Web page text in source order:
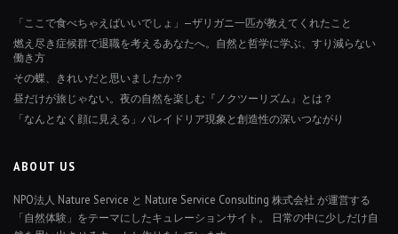
「ここで食べちゃえばいいでしょ」—ザリガニ一匹が教えてくれたこと
燃え尽き症候群で退職を考えるあなたへ。自然と哲学に学ぶ、すり減らない
働き方
その蝶、きれいだと思いましたか？
昼だけが旅じゃない。夜の自然を楽しむ『ノクツーリズム』とは？
「なんとなく顔に見える」パレイドリア現象と創造性の深いつながり
ABOUT US
NPO法人 Nature Service と Nature Service Consulting 株式会社 が運営する
「自然体験」をテーマにしたキュレーションサイト。 日常の中に少しだけ自